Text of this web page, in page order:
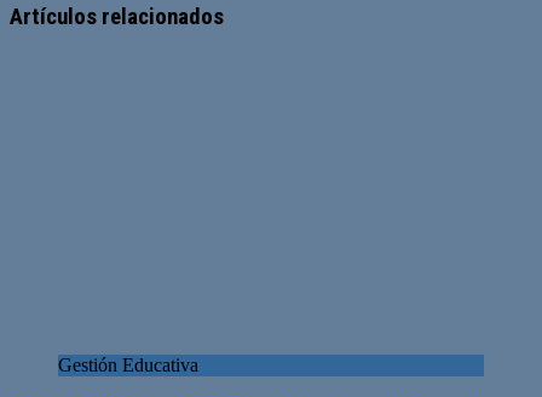
web
Artículos relacionados
Gestión Educativa